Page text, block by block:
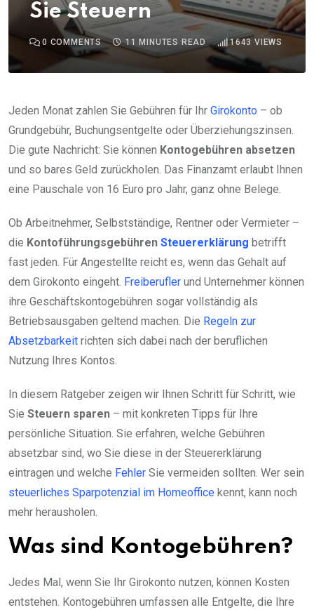
Sie Steuern
0 COMMENTS 11 MINUTES READ 1643 VIEWS
Jeden Monat zahlen Sie Gebühren für Ihr Girokonto – ob
Grundgebühr, Buchungsentgelte oder Überziehungszinsen.
Die gute Nachricht: Sie können Kontogebühren absetzen
und so bares Geld zurückholen. Das Finanzamt erlaubt Ihnen
eine Pauschale von 16 Euro pro Jahr, ganz ohne Belege.
Ob Arbeitnehmer, Selbstständige, Rentner oder Vermieter –
die Kontoführungsgebühren Steuererklärung betrifft
fast jeden. Für Angestellte reicht es, wenn das Gehalt auf
dem Girokonto eingeht. Freiberufler und Unternehmer können
ihre Geschäftskontogebühren sogar vollständig als
Betriebsausgaben geltend machen. Die Regeln zur
Absetzbarkeit richten sich dabei nach der beruflichen
Nutzung Ihres Kontos.
In diesem Ratgeber zeigen wir Ihnen Schritt für Schritt, wie
Sie Steuern sparen – mit konkreten Tipps für Ihre
persönliche Situation. Sie erfahren, welche Gebühren
absetzbar sind, wo Sie diese in der Steuererklärung
eintragen und welche Fehler Sie vermeiden sollten. Wer sein
steuerliches Sparpotenzial im Homeoffice kennt, kann noch
mehr herausholen.
Was sind Kontogebühren?
Jedes Mal, wenn Sie Ihr Girokonto nutzen, können Kosten
entstehen. Kontogebühren umfassen alle Entgelte, die Ihre